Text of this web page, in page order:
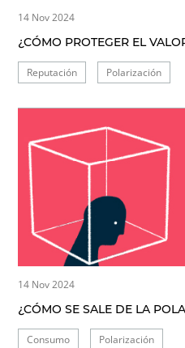
14 Nov 2024
¿CÓMO PROTEGER EL
Reputación Polarización
14 Nov 2024
¿CÓMO SE SALE DE LA
Consumo Polarización